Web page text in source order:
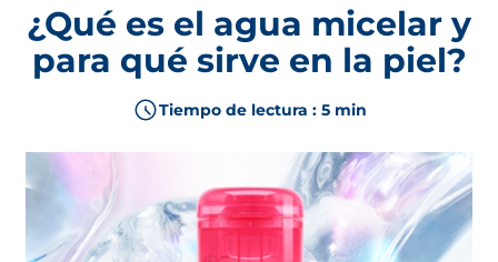
¿Qué es el agua micelar y
para qué sirve en la piel?
Tiempo de lectura : 5 min